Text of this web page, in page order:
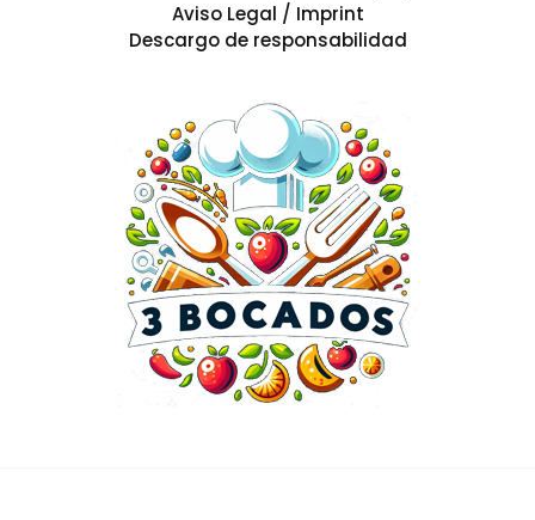
Aviso Legal / Imprint
Descargo de responsabilidad